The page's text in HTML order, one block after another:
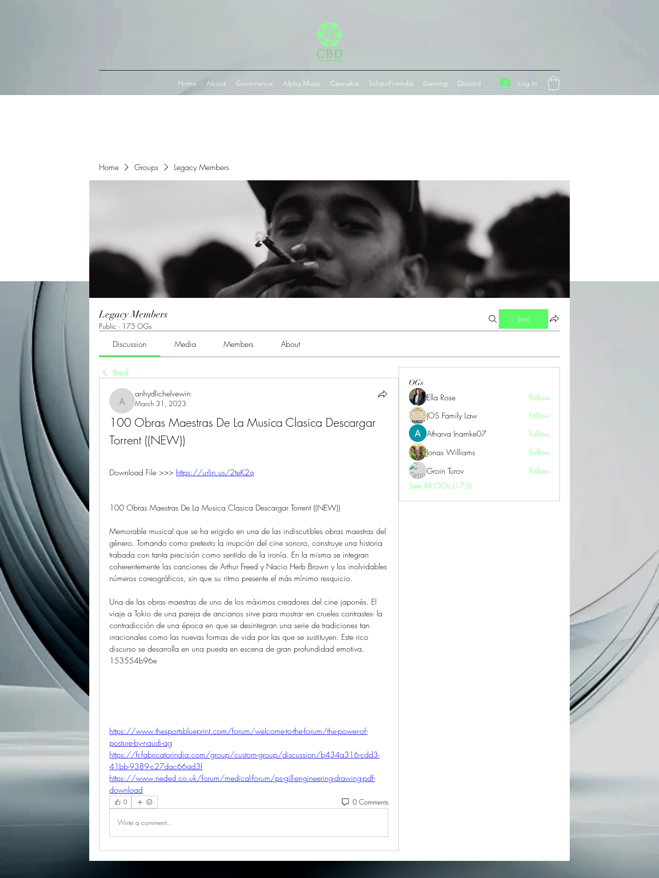
Home About Governance Alpha Music Cannabis SchizoFriendia Gaming Discord Log In
Home Groups Legacy Members
Legacy Members
Public · 175 OGs
Join
Discussion Media Members About
Back
anhydlichelvewin
anhydlichelvewin
March 31, 2023
100 Obras Maestras De La Musica Clasica Descargar
Torrent ((NEW))
Download File >>> https://urlin.us/2teK2q
100 Obras Maestras De La Musica Clasica Descargar Torrent ((NEW))
Memorable musical que se ha erigido en una de las indiscutibles obras maestras del
género. Tomando como pretexto la irrupción del cine sonoro, construye una historia
trabada con tanta precisión como sentido de la ironía. En la misma se integran
coherentemente las canciones de Arthur Freed y Nacio Herb Brown y los inolvidables
números coreográficos, sin que su ritmo presente el más mínimo resquicio.
Una de las obras maestras de uno de los máximos creadores del cine japonés. El
viaje a Tokio de una pareja de ancianos sirve para mostrar -en crueles contrastes- la
contradicción de una época en que se desintegran una serie de tradiciones tan
irracionales como las nuevas formas de vida por las que se sustituyen. Este rico
discurso se desarrolla en una puesta en escena de gran profundidad emotiva.
153554b96e
https://www.thesportsblueprint.com/forum/welcome-to-the-forum/the-power-of-
posture-by-naudi-ag
https://fr.fabricatorindia.com/group/custom-group/discussion/b434a316-cdd3-
41bb-9389-c27dac66ad3f
https://www.neded.co.uk/forum/medical-forum/ps-gill-engineering-drawing-pdf-
download
0 0 Comments
Write a comment...
OGs
Ella Rose
Follow
JOS Family Law
Follow
Atharva Inamke07
Follow
Jonas Williams
Follow
Groin Turov
Follow
See All OGs (175)